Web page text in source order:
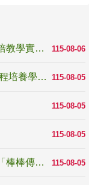
115-08-06
深化師培與現場連結！教育部加碼補助師培教學實踐研究 10月師培國際研討會交流教學實踐經驗
115-08-05
國教署「全國高中暑期研習營」 以多元課程培養學生瞭解誠信專業與倫理價值
115-08-05
115-08-05
115-08-05
學校藝術嘉年華圓滿落幕，假日學校接力「棒棒傳美感」